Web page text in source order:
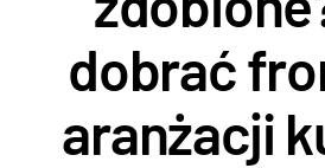
dobrać
aranżacji